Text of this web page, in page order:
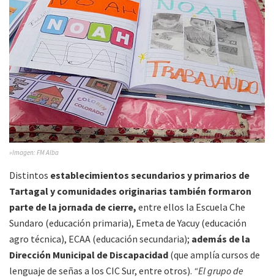
»Imagen: FM Alba
Distintos establecimientos secundarios y primarios de
Tartagal y comunidades originarias también formaron
parte de la jornada de cierre, entre ellos la Escuela Che
Sundaro (educación primaria), Emeta de Yacuy (educación
agro técnica), ECAA (educación secundaria); además de la
Dirección Municipal de Discapacidad (que amplía cursos de
lenguaje de señas a los CIC Sur, entre otros). “El grupo de